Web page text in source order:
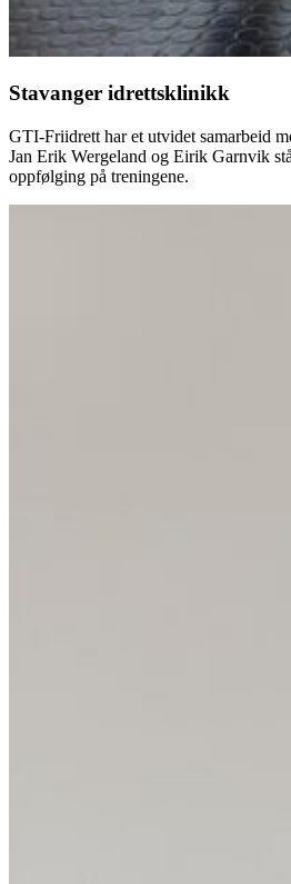
Stavanger idrettsklinikk
GTI-Friidrett har et utvidet samarbeid
Jan Erik Wergeland og Eirik Garnvik
oppfølging på treningene.